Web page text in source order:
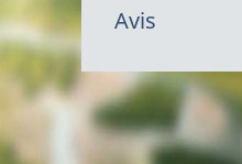
Avis